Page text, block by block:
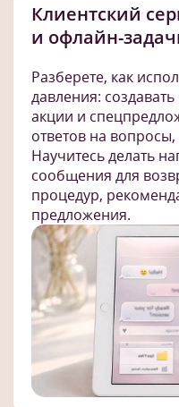
Клиентский
и офлайн-
Разберете, как
давления:
акции и
ответов на
Научитесь делать
сообщения для
процедур,
предложения.